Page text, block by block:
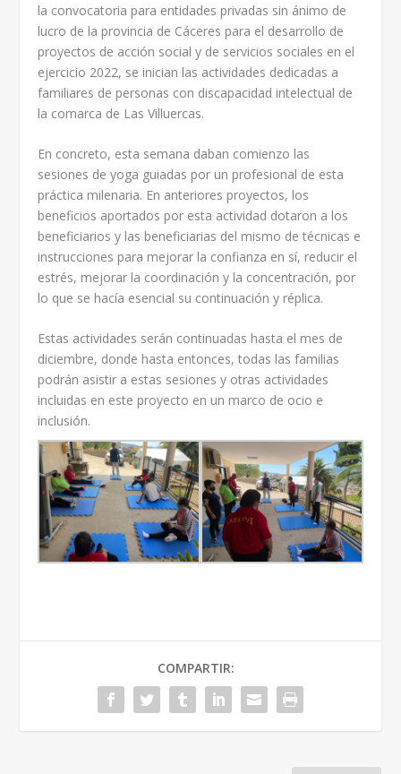
la convocatoria para entidades privadas sin ánimo de
lucro de la provincia de Cáceres para el desarrollo de
proyectos de acción social y de servicios sociales en el
ejercicio 2022, se inician las actividades dedicadas a
familiares de personas con discapacidad intelectual de
la comarca de Las Villuercas.
En concreto, esta semana daban comienzo las
sesiones de yoga guiadas por un profesional de esta
práctica milenaria. En anteriores proyectos, los
beneficios aportados por esta actividad dotaron a los
beneficiarios y las beneficiarias del mismo de técnicas e
instrucciones para mejorar la confianza en sí, reducir el
estrés, mejorar la coordinación y la concentración, por
lo que se hacía esencial su continuación y réplica.
Estas actividades serán continuadas hasta el mes de
diciembre, donde hasta entonces, todas las familias
podrán asistir a estas sesiones y otras actividades
incluidas en este proyecto en un marco de ocio e
inclusión.
COMPARTIR: